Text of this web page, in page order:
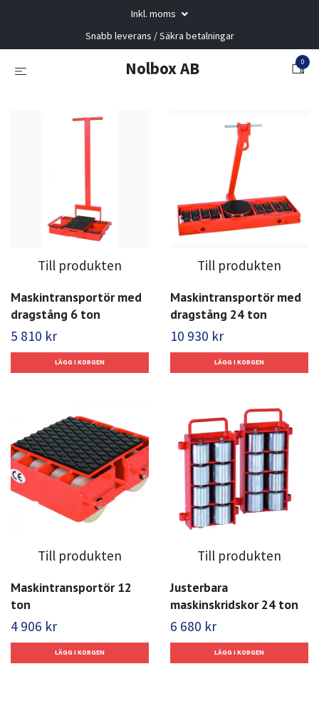
Inkl. moms
Snabb leverans / Säkra betalningar
Nolbox AB 0
Till produkten
Maskintransportör med
dragstång 6 ton
5 810 kr
Till produkten
Maskintransportör med
dragstång 24 ton
10 930 kr
Till produkten
Maskintransportör 12
ton
4 906 kr
Till produkten
Justerbara
maskinskridskor 24 ton
6 680 kr